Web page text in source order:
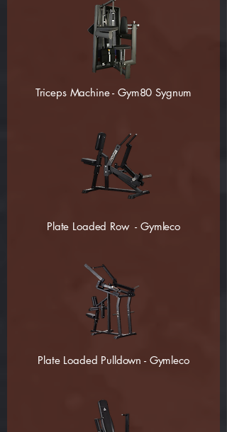
Triceps Machine - Gym80 Sygnum
Plate Loaded Row - Gymleco
Plate Loaded Pulldown - Gymleco